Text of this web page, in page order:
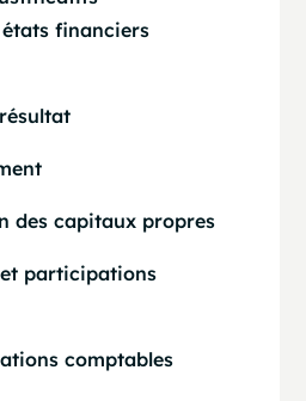
états financiers
des capitaux propres
participations
comptables